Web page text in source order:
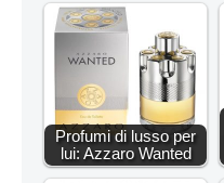
Profumi di lusso per
lui: Azzaro Wanted